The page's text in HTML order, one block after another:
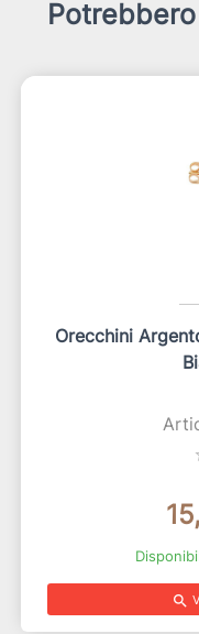
Orecchini
search